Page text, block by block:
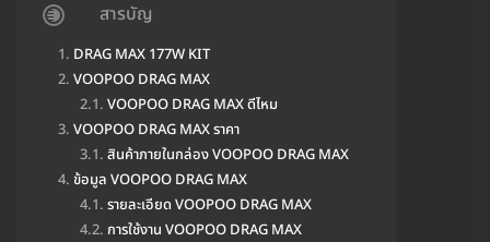
สารบัญ
DRAG MAX 177W KIT
VOOPOO DRAG MAX
VOOPOO DRAG MAX ดีไหม
VOOPOO DRAG MAX ราคา
สินค้าภายในกล่อง VOOPOO DRAG MAX
ข้อมูล VOOPOO DRAG MAX
รายละเอียด VOOPOO DRAG MAX
การใช้งาน VOOPOO DRAG MAX